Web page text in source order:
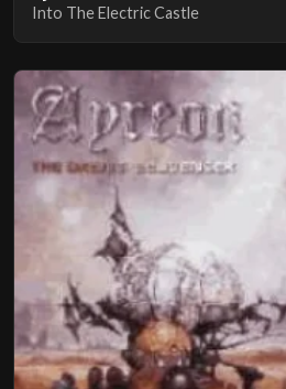
Into The Electric Castle